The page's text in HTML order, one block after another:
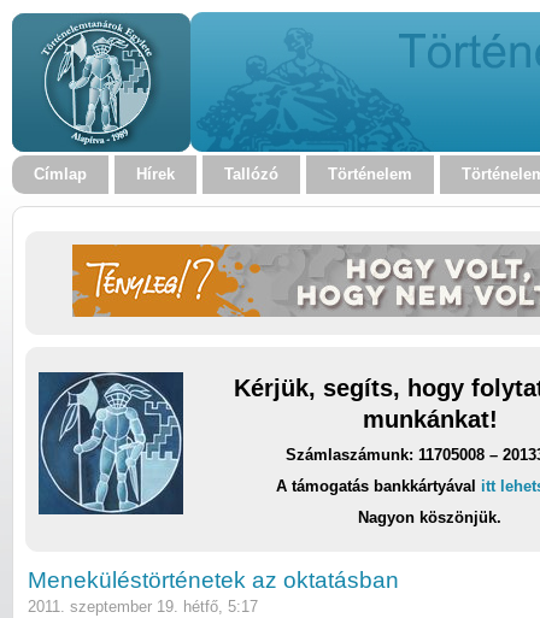
Címlap Hírek Tallózó Történelem
Kérjük, segíts, hogy
munkánkat!
Számlaszámunk: 11705008 –
A támogatás bankkártyával itt
Nagyon köszönjük.
Meneküléstörténetek az oktatásban
2011. szeptember 19. hétfő, 5:17